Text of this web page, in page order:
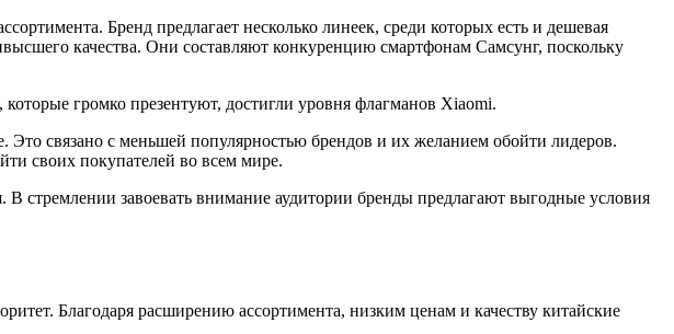
Бренд предлагает несколько линеек, среди которых есть и дешевая
качества. Они составляют конкуренцию смартфонам Самсунг, поскольку
громко презентуют, достигли уровня флагманов Xiaomi.
связано с меньшей популярностью брендов и их желанием обойти лидеров.
своих покупателей во всем мире.
стремлении завоевать внимание аудитории бренды предлагают выгодные условия
Благодаря расширению ассортимента, низким ценам и качеству китайские